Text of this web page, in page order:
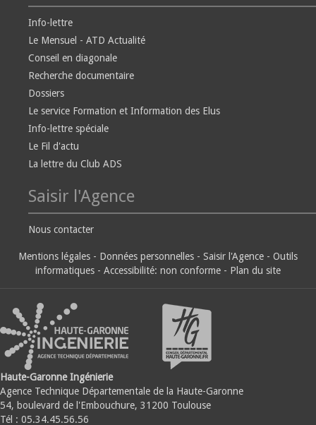
Info-lettre
Le Mensuel - ATD Actualité
Conseil en diagonale
Recherche documentaire
Dossiers
Le service Formation et Information des Elus
Info-lettre spéciale
Le Fil d'actu
La lettre du Club ADS
Saisir l'Agence
Nous contacter
Mentions légales - Données personnelles - Saisir l'Agence - Outils
informatiques - Accessibilité: non conforme - Plan du site
Haute-Garonne Ingénierie
Agence Technique Départementale de la Haute-Garonne
54, boulevard de l'Embouchure, 31200 Toulouse
Tél : 05.34.45.56.56